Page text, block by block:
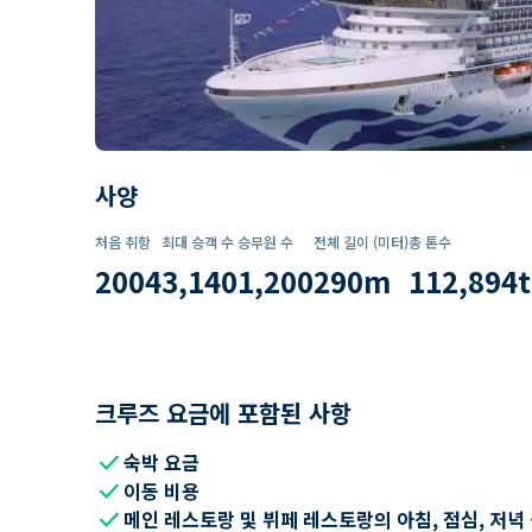
사양
처음 취항
2004
최대 승객 수
3,140
승무원 수
1,200
전체 길이 (미터)
290m
총 톤수
112,894t
크루즈 요금에 포함된 사항
check숙박 요금
check 이동 비용
check 메인 레스토랑 및 뷔페 레스토랑의 아침, 점심, 저녁